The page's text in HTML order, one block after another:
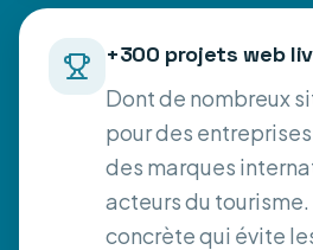
+300 projets web
Dont de nombreux
pour des
des marques
acteurs du
concrète qui évite